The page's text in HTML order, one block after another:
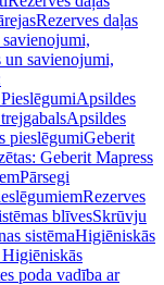
Rezerves daļas
savienojumi,
un savienojumi,
Apsildes
Apsildes
pieslēgumiGeberit
Geberit Mapress
Pārsegi
Rezerves
blīvesSkrūvju
sistēmaHigiēniskās
Higiēniskās
poda vadība ar